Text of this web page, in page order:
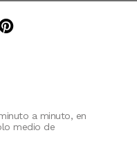
X (Twitter)
en TikTok
de Minuto30 en
en LinkedIn
Minuto30 en
a minuto, en
medio de